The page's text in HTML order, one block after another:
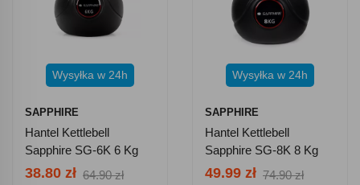
Wysyłka w 24h
SAPPHIRE
Hantel Kettlebell
Sapphire SG-6K 6 Kg
38.80 zł 64.90 zł
Wysyłka w 24h
SAPPHIRE
Hantel Kettlebell
Sapphire SG-8K 8 Kg
49.99 zł 74.90 zł